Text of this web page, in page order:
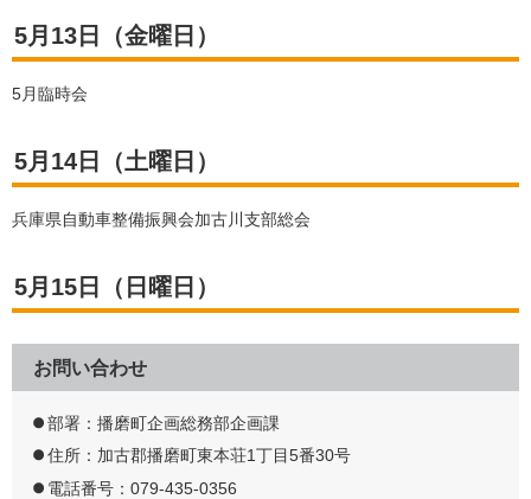
5月13日（金曜日）
5月臨時会
5月14日（土曜日）
兵庫県自動車整備振興会加古川支部総会
5月15日（日曜日）
お問い合わせ
部署：播磨町企画総務部企画課
住所：加古郡播磨町東本荘1丁目5番30号
電話番号：079-435-0356